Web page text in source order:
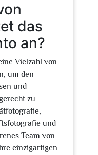
das
an?
Vielzahl von
um den
und
zu
und
Team von
einzigartigen